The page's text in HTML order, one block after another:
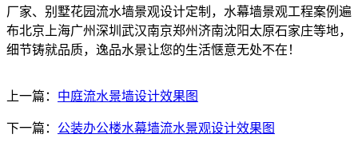
厂家、别墅花园流水墙景观设计定制，水幕墙景观工程案例遍
布北京上海广州深圳武汉南京郑州济南沈阳太原石家庄等地，
细节铸就品质，逸品水景让您的生活惬意无处不在！
上一篇： 中庭流水景墙设计效果图
下一篇： 公装办公楼水幕墙流水景观设计效果图